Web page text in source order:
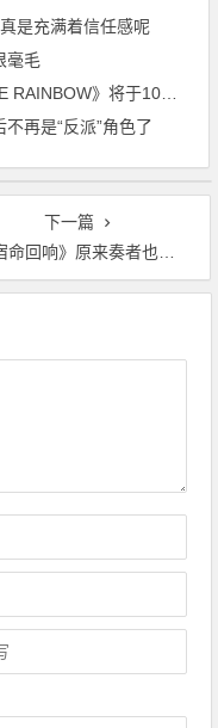
是充满着信任感呢
毫毛
》将于10月7日发售
再是“反派”角色了
下一篇
回响》原来奏者也能超越极限，在场的人都惊呆了